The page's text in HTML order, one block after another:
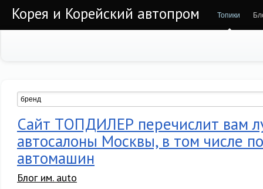
Корея и Корейский автопром Топики
Сайт ТОПДИЛЕР перечислит вам
автосалоны Москвы, в том числе
автомашин
Блог им. auto